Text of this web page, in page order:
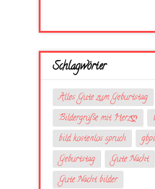
Schlagwörter
Alles Gute zum Geburtstag
Bildergrüße mit Herzღ
bild kostenlos spruch
Geburtstag
Gute Nacht
Gute Nacht bilder